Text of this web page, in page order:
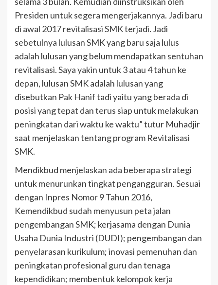
Presiden untuk segera mengerjakannya. Jadi baru
di awal 2017 revitalisasi SMK terjadi. Jadi
sebetulnya lulusan SMK yang baru saja lulus
adalah lulusan yang belum mendapatkan sentuhan
revitalisasi. Saya yakin untuk 3 atau 4 tahun ke
depan, lulusan SMK adalah lulusan yang
disebutkan Pak Hanif tadi yaitu yang berada di
posisi yang tepat dan terus siap untuk melakukan
peningkatan dari waktu ke waktu” tutur Muhadjir
saat menjelaskan tentang program Revitalisasi
SMK.
Mendikbud menjelaskan ada beberapa strategi
untuk menurunkan tingkat pengangguran. Sesuai
dengan Inpres Nomor 9 Tahun 2016,
Kemendikbud sudah menyusun peta jalan
pengembangan SMK; kerjasama dengan Dunia
Usaha Dunia Industri (DUDI); pengembangan dan
penyelarasan kurikulum; inovasi pemenuhan dan
peningkatan profesional guru dan tenaga
kependidikan; membentuk kelompok kerja